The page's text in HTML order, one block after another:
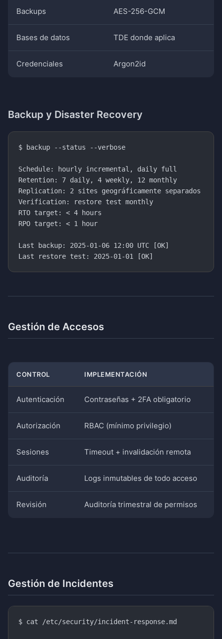
Backups AES-256-GCM
Bases de datos TDE donde aplica
Credenciales Argon2id
Backup y Disaster Recovery
$ backup --status --verbose
Schedule: hourly incremental, daily full
Retention: 7 daily, 4 weekly, 12 monthly
Replication: 2 sites geográficamente separados
Verification: restore test monthly
RTO target: < 4 hours
RPO target: < 1 hour
Last backup: 2025-01-06 12:00 UTC [OK]
Gestión de Accesos
CONTROL IMPLEMENTACIÓN
Autenticación Contraseñas + 2FA obligatorio
Autorización RBAC (mínimo privilegio)
Sesiones Timeout + invalidación remota
Auditoría Logs inmutables de todo acceso
Revisión Auditoría trimestral de permisos
Gestión de Incidentes
$ cat /etc/security/incident-response.md